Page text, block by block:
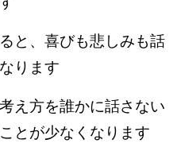
と、喜びも悲しみも話
ります
え方を誰かに話さない
とが少なくなります